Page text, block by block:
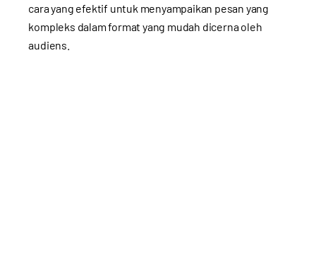
cara yang efektif untuk menyampaikan pesan yang
kompleks dalam format yang mudah dicerna oleh
audiens.